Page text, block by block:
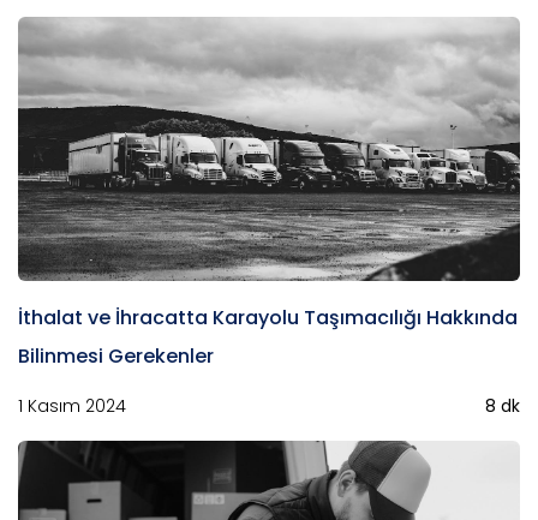
İthalat ve İhracatta Karayolu Taşımacılığı Hakkında
Bilinmesi Gerekenler
1 Kasım 2024 8 dk